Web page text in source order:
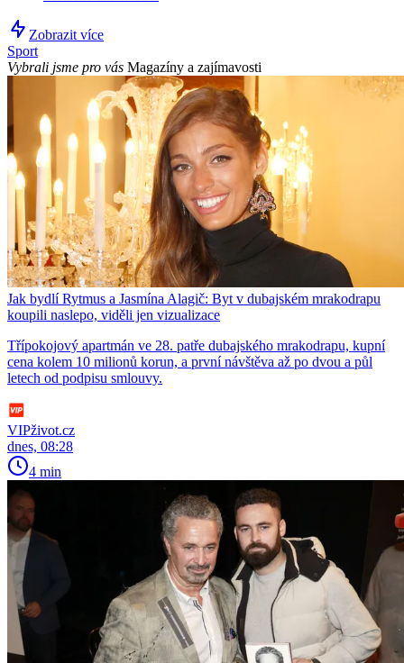
Zobrazit více
Sport
Vybrali jsme pro vás Magazíny a zajímavosti
Jak bydlí Rytmus a Jasmína Alagič: Byt v dubajském mrakodrapu
koupili naslepo, viděli jen vizualizace
Třípokojový apartmán ve 28. patře dubajského mrakodrapu, kupní
cena kolem 10 milionů korun, a první návštěva až po dvou a půl
letech od podpisu smlouvy.
VIPživot.cz
dnes, 08:28
4 min